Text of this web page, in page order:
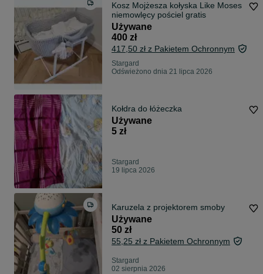
Kosz Mojżesza kołyska Like Moses
niemowlęcy pościel gratis
Używane
400 zł
417,50 zł z Pakietem Ochronnym
Stargard
Odświeżono dnia 21 lipca 2026
Kołdra do łóżeczka
Używane
5 zł
Stargard
19 lipca 2026
Karuzela z projektorem smoby
Używane
50 zł
55,25 zł z Pakietem Ochronnym
Stargard
02 sierpnia 2026